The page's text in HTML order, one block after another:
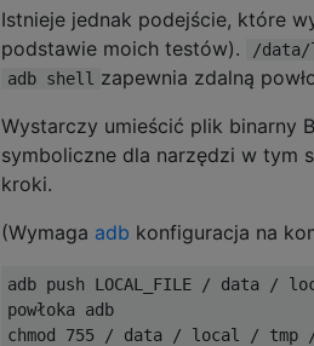
Istnieje jednak podejście, które
podstawie moich testów).
/data/
adb shell zapewnia zdalną
Wystarczy umieścić plik binarny
symboliczne dla narzędzi w tym
kroki.
(Wymaga adb konfiguracja na
adb push LOCAL_FILE / data /
powłoka adb
chmod 755 / data / local / tmp /